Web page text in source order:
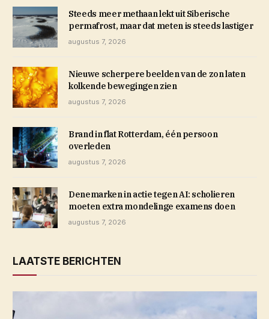
Steeds meer methaan lekt uit Siberische
permafrost, maar dat meten is steeds lastiger
augustus 7, 2026
Nieuwe scherpere beelden van de zon laten
kolkende bewegingen zien
augustus 7, 2026
Brand in flat Rotterdam, één persoon
overleden
augustus 7, 2026
Denemarken in actie tegen AI: scholieren
moeten extra mondelinge examens doen
augustus 7, 2026
LAATSTE BERICHTEN